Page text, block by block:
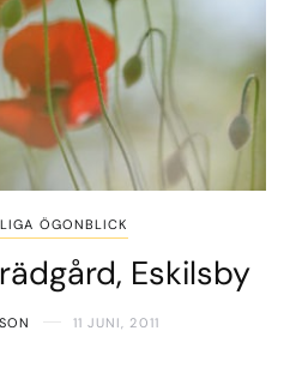
ÖGONBLICK
Eskilsby
11 JUNI, 2011